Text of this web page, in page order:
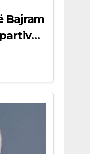
Bajram